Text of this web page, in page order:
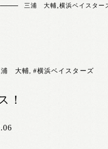
三浦 大輔,横浜ベイスター
浦 大輔 ,#横浜ベイスターズ
！